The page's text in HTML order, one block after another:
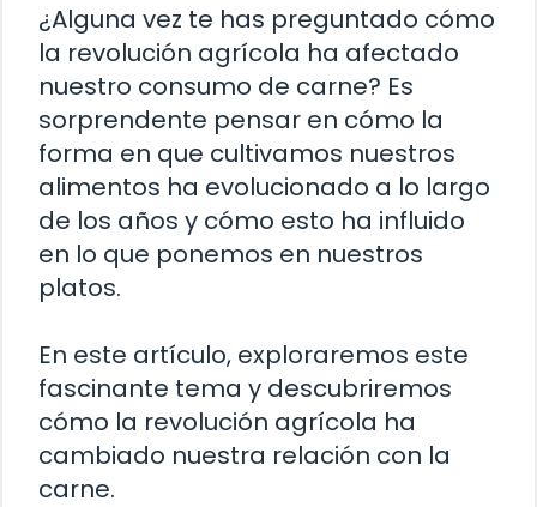
¿Alguna vez te has preguntado cómo
la revolución agrícola ha afectado
nuestro consumo de carne? Es
sorprendente pensar en cómo la
forma en que cultivamos nuestros
alimentos ha evolucionado a lo largo
de los años y cómo esto ha influido
en lo que ponemos en nuestros
platos.
En este artículo, exploraremos este
fascinante tema y descubriremos
cómo la revolución agrícola ha
cambiado nuestra relación con la
carne.